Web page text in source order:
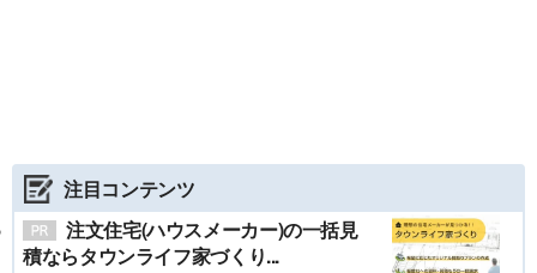
注目コンテンツ
注文住宅(ハウスメーカー)の一括見
積ならタウンライフ家づくり...